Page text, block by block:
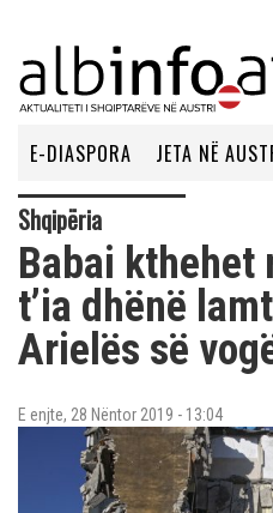
E-DIASPORA JETA NË
Shqipëria
Babai kthehet
t’ia dhënë
Arielës së
E enjte, 28 Nëntor 2019 - 13:04